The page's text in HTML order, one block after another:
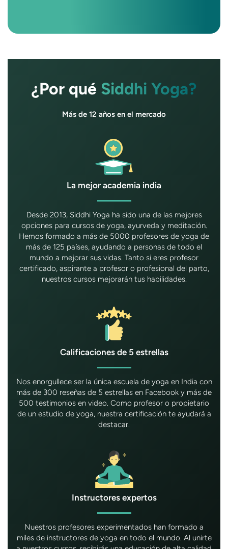
¿Por qué Siddhi Yoga?
Más de 12 años en el mercado
La mejor academia india
Desde 2013, Siddhi Yoga ha sido una de las mejores
opciones para cursos de yoga, ayurveda y meditación.
Hemos formado a más de 5000 profesores de yoga de
más de 125 países, ayudando a personas de todo el
mundo a mejorar sus vidas. Tanto si eres profesor
certificado, aspirante a profesor o profesional del parto,
nuestros cursos mejorarán tus habilidades.
Calificaciones de 5 estrellas
Nos enorgullece ser la única escuela de yoga en India con
más de 300 reseñas de 5 estrellas en Facebook y más de
500 testimonios en video. Como profesor o propietario
de un estudio de yoga, nuestra certificación te ayudará a
destacar.
Instructores expertos
Nuestros profesores experimentados han formado a
miles de instructores de yoga en todo el mundo. Al unirte